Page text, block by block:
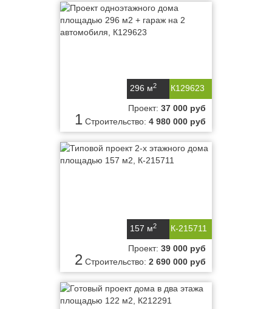
К129623
296 м2
1
Проект: 37 000 руб
Строительство: 4 980 000 руб
К-215711
157 м2
2
Проект: 39 000 руб
Строительство: 2 690 000 руб